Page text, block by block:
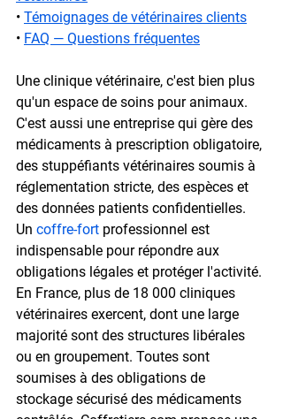
• Témoignages de vétérinaires clients
• FAQ — Questions fréquentes
Une clinique vétérinaire, c'est bien plus
qu'un espace de soins pour animaux.
C'est aussi une entreprise qui gère des
médicaments à prescription obligatoire,
des stuppéfiants vétérinaires soumis à
réglementation stricte, des espèces et
des données patients confidentielles.
Un coffre-fort professionnel est
indispensable pour répondre aux
obligations légales et protéger l'activité.
En France, plus de 18 000 cliniques
vétérinaires exercent, dont une large
majorité sont des structures libérales
ou en groupement. Toutes sont
soumises à des obligations de
stockage sécurisé des médicaments